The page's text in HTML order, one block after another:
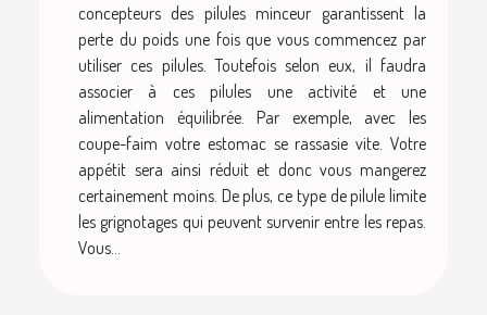
concepteurs des pilules minceur garantissent la
perte du poids une fois que vous commencez par
utiliser ces pilules. Toutefois selon eux, il faudra
associer à ces pilules une activité et une
alimentation équilibrée. Par exemple, avec les
coupe-faim votre estomac se rassasie vite. Votre
appétit sera ainsi réduit et donc vous mangerez
certainement moins. De plus, ce type de pilule limite
les grignotages qui peuvent survenir entre les repas.
Vous...